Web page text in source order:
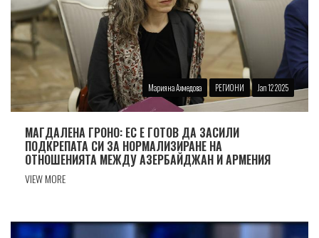
Марияна Ахмедова РЕГИОНИ Jan 12 2025
МАГДАЛЕНА ГРОНО: ЕС Е ГОТОВ ДА ЗАСИЛИ
ПОДКРЕПАТА СИ ЗА НОРМАЛИЗИРАНЕ НА
ОТНОШЕНИЯТА МЕЖДУ АЗЕРБАЙДЖАН И АРМЕНИЯ
VIEW MORE